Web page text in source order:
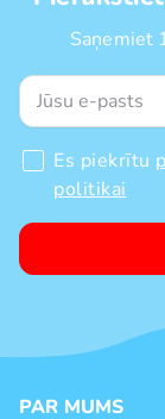
Saņemiet
Es piekrītu
politikai
PAR MUMS